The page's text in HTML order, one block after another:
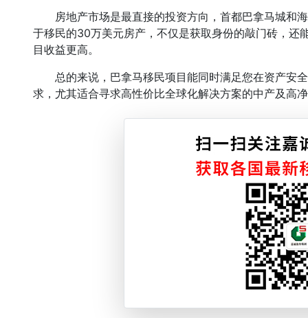
房地产市场是最直接的投资方向，首都巴拿马城和
于移民的30万美元房产，不仅是获取身份的敲门砖，还
目收益更高。
总的来说，巴拿马移民项目能同时满足您在资产安
求，尤其适合寻求高性价比全球化解决方案的中产及高